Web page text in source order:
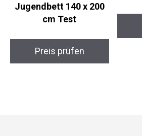
Jugendbett 140 x 200
cm Test
Preis prüfen